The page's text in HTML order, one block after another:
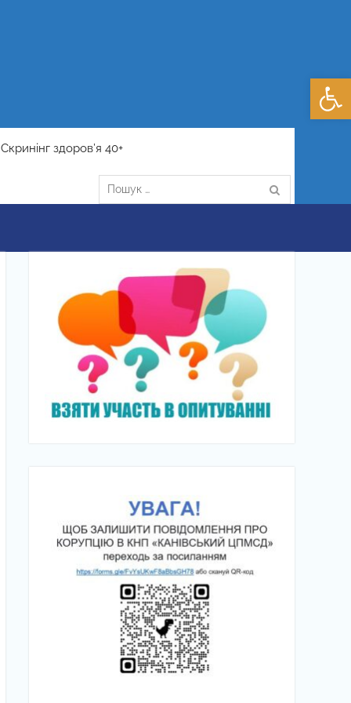
Скринінг здоров’я 40+
Пошук: